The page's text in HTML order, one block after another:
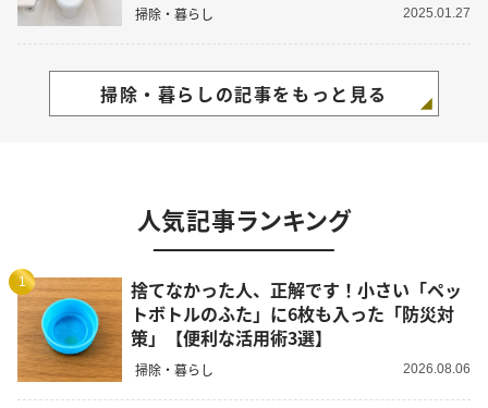
掃除・暮らし 2025.01.27
掃除・暮らしの記事をもっと見る
人気記事ランキング
1
捨てなかった人、正解です！小さい「ペッ
トボトルのふた」に6枚も入った「防災対
策」【便利な活用術3選】
掃除・暮らし 2026.08.06